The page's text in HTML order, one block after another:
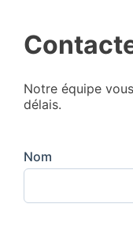
Notre équipe
délais.
Nom